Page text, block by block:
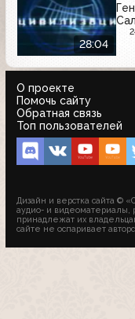
28:04
О проекте
Помочь сайту
Обратная связь
Топ пользователей
Дизайн и верстка сайта ©
аудио- и видеоматериалы,
принадлежат их
сайте не оспаривает